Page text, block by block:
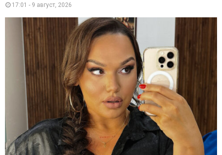
17:01 - 9 август, 2026